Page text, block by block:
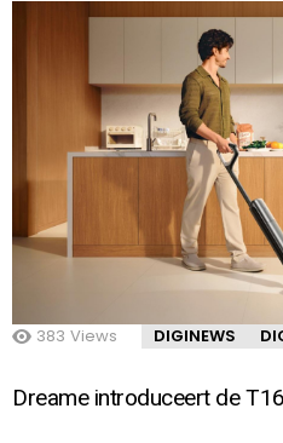
383 Views DIGINEWS
Dreame introduceert de